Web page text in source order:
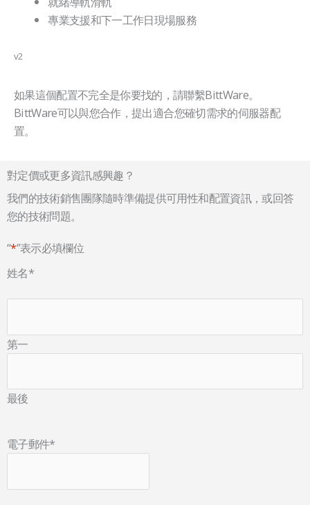
專業支援和下一工作日現場服務
v2
如果這個配置不完全是你要找的，請聯繫BittWare。
BittWare可以與您合作，提出適合您確切需求的伺服器配
置。
對定價或更多資訊感興趣？
我們的技術銷售團隊隨時準備提供可用性和配置資訊，或回答
您的技術問題。
“*”表示必填欄位
姓名*
第一
最後
電子郵件*